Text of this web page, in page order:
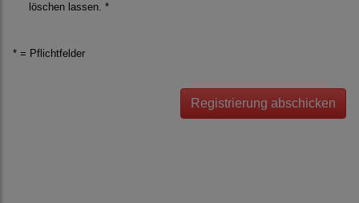
löschen lassen. *
* = Pflichtfelder
Registrierung abschicken